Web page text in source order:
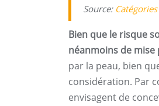
Source:
Bien que le risque
néanmoins de
par la peau, bien
considération. Par
envisagent de